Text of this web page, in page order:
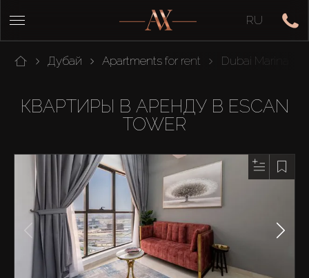
RU
Дубай Apartments for rent Dubai Marina
КВАРТИРЫ В АРЕНДУ В ESCAN
TOWER